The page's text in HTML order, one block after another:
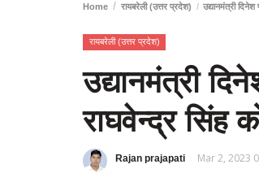
Home रायबरेली (उत्तर प्रदेश) उद्यानमंत्री दिनेश
रायबरेली (उत्तर प्रदेश)
उद्यानमंत्री
राघवेन्द्र सिंह
Rajan prajapati Mar 2, 2023